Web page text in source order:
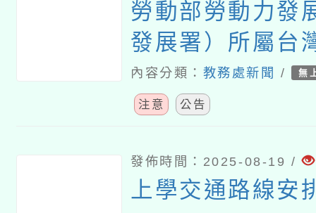
勞動部勞動力發
發展署）所屬台
稱遭詐騙釣魚電
內容分類： 教務處新聞 / 無
注意 公告
發佈時間：2025-08-19 /
上學交通路線安